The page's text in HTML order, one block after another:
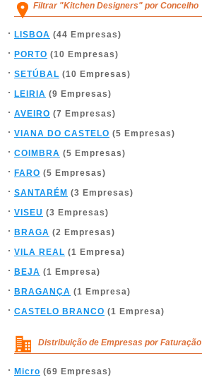
Filtrar "Kitchen Designers" por Concelho
LISBOA (44 Empresas)
PORTO (10 Empresas)
SETÚBAL (10 Empresas)
LEIRIA (9 Empresas)
AVEIRO (7 Empresas)
VIANA DO CASTELO (5 Empresas)
COIMBRA (5 Empresas)
FARO (5 Empresas)
SANTARÉM (3 Empresas)
VISEU (3 Empresas)
BRAGA (2 Empresas)
VILA REAL (1 Empresa)
BEJA (1 Empresa)
BRAGANÇA (1 Empresa)
CASTELO BRANCO (1 Empresa)
Distribuição de Empresas por Faturação
Micro (69 Empresas)